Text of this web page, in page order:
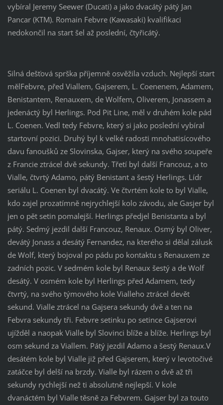
vybíral Jeremy Seewer (Ducati) a jako dvacátý pátý Jan
Pancar (KTM). Romain Febvre (Kawasaki) kvalifikaci
nedokončil na start šel až poslední, čtyřicátý.
Silná dešťová sprška příjemně osvěžila vzduch. Nejlepší start
mělFebvre, před Viallem, Gajserem, L. Coenenem, Adamem,
Benistantem, Renauxem, de Wolfem, Oliverem, Jonassem a
jedenáctý byl Herlings. Pod Pit Line, měl v druhém kole pád
L. Coenen. Vedl tedy Febvre, který si jako poslední vybíral
startovní pozici. Druhý byl k velké radosti mnohatisícového
davu fanoušků ze Slovinska, Gajser, který na svého soupeře
z Francie ztrácel dvě sekundy. Třetí byl další Francouz, a to
Vialle, čtvrtý Adamo, pátý Benistant a šestý Herlings. Lídr
seriálu L. Coenen byl dvacátý. Ve čtvrtém kole to byl Vialle,
kdo zajel prozatímně nejrychlejší kolo závodu, ale Gasjer byl
jen o pět setin pomalejší. Herlings předjel Benistanta a byl
pátý. Sedmý jezdil další Francouz, Renaux. Osmý byl Oliver,
devátý Jonass a desátý Fernandez, na kterého si dělal zálusk
de Wolf, který bojoval po pádu po kontaktu s Renauxem ze
zadních pozic. V sedmém kole byl Renaux šestý a de Wolf
desátý. V osmém kole byl Herlings před Adamem, tedy
čtvrtý, na svého týmového kole Vialleho ztrácel devět
sekund. Vialle ztrácel na Gajsera sekundy dvě a ten na
Febvra sekundy tři. Febvre setinku po setince Gajserovi
ujížděl a naopak Vialle byl Slovinci blíže a blíže. Herlings byl
osm sekund za Viallem. Pátý jezdil Adamo a šestý Renaux.V
desátém kole byl Vialle již před Gajserem, který v levotočivé
zatáčce byl delší na brzdy. Vialle byl rázem o dvě až tři
sekundy rychlejší než ti absolutně nejlepší. V kole
dvanáctém byl Vialle těsně za Febvrem. Gajser byl za touto